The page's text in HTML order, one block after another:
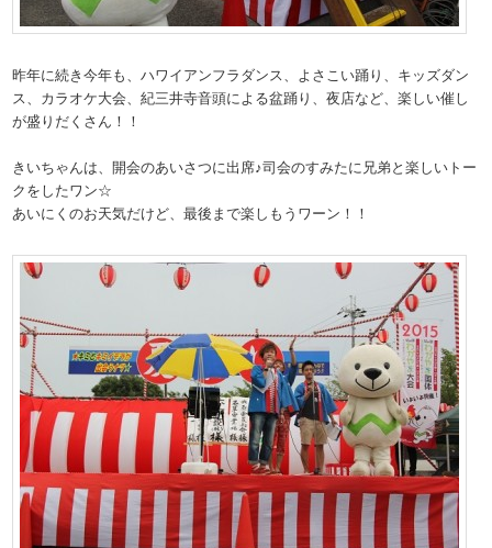
昨年に続き今年も、ハワイアンフラダンス、よさこい踊り、キッズダン
ス、カラオケ大会、紀三井寺音頭による盆踊り、夜店など、楽しい催し
が盛りだくさん！！
きいちゃんは、開会のあいさつに出席♪司会のすみたに兄弟と楽しいトー
クをしたワン☆
あいにくのお天気だけど、最後まで楽しもうワーン！！